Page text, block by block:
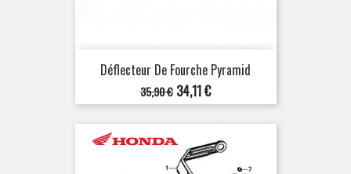
Déflecteur De Fourche Pyramid
Prix
de
base
35,90 € Prix
34,11 €